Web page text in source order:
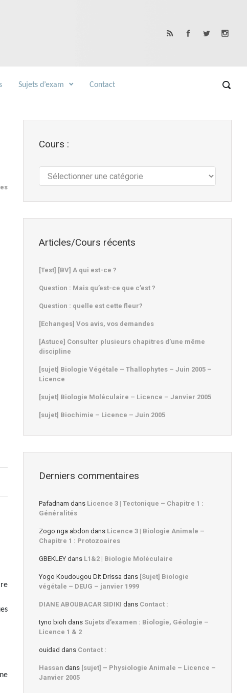
Sujets d’exam Contact
Cours :
Articles/Cours récents
[Test] [BV] A qui est-ce ?
Question : Mais qu’est-ce que c’est ?
Question : quelle est cette fleur?
[Echanges] Vos avis, vos demandes
[Astuce] Consulter plusieurs chapitres d’une même
discipline
[sujet] Biologie Végétale – Thallophytes – Juin 2005 –
Licence
[sujet] Biologie Moléculaire – Licence – Janvier 2005
[sujet] Biochimie – Licence – Juin 2005
Derniers commentaires
Pafadnam dans Licence 3 | Tectonique – Chapitre 1 :
Généralités
Zogo nga abdon dans Licence 3 | Biologie Animale –
Chapitre 1 : Protozoaires
GBEKLEY dans L1&2 | Biologie Moléculaire
Yogo Koudougou Dit Drissa dans [Sujet] Biologie
végétale – DEUG – janvier 1999
DIANE ABOUBACAR SIDIKI dans Contact :
tyno bioh dans Sujets d’examen : Biologie, Géologie –
Licence 1 & 2
ouidad dans Contact :
Hassan dans [sujet] – Physiologie Animale – Licence –
Janvier 2005